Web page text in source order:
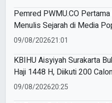
Pemred PWMU.CO
Menulis Sejarah di Media
09/08/202621:01
KBIHU Aisyiyah Surakarta
Haji 1448 H, Diikuti 200
09/08/202620:25